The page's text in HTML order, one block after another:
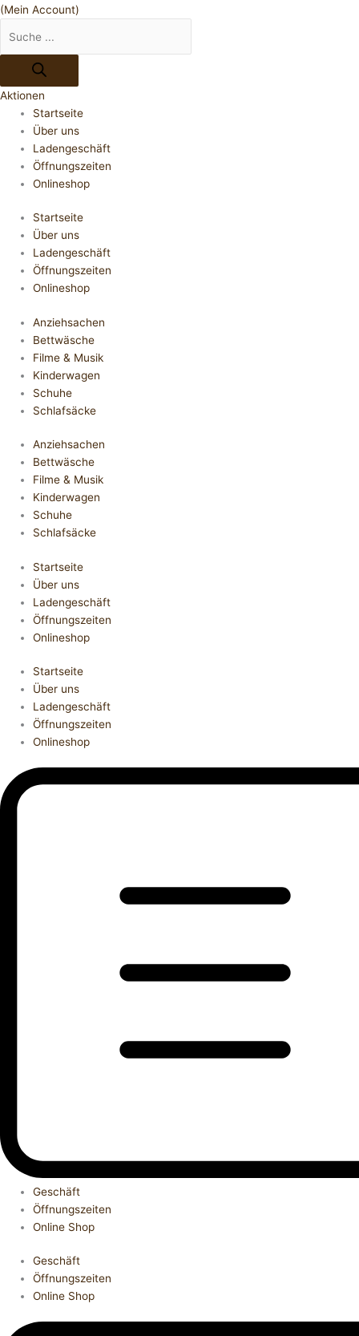
(Mein Account)
Aktionen
Startseite
Über uns
Ladengeschäft
Öffnungszeiten
Onlineshop
Startseite
Über uns
Ladengeschäft
Öffnungszeiten
Onlineshop
Anziehsachen
Bettwäsche
Filme & Musik
Kinderwagen
Schuhe
Schlafsäcke
Anziehsachen
Bettwäsche
Filme & Musik
Kinderwagen
Schuhe
Schlafsäcke
Startseite
Über uns
Ladengeschäft
Öffnungszeiten
Onlineshop
Startseite
Über uns
Ladengeschäft
Öffnungszeiten
Onlineshop
Geschäft
Öffnungszeiten
Online Shop
Geschäft
Öffnungszeiten
Online Shop